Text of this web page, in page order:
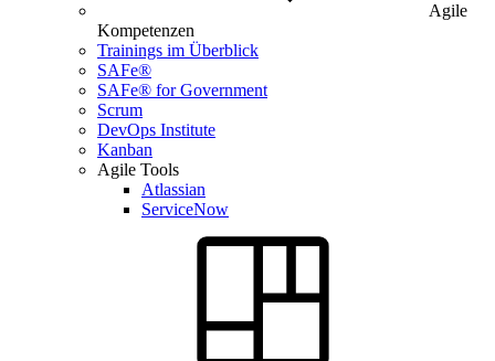
Agile
Kompetenzen
Trainings im Überblick
SAFe®
SAFe® for Government
Scrum
DevOps Institute
Kanban
Agile Tools
Atlassian
ServiceNow